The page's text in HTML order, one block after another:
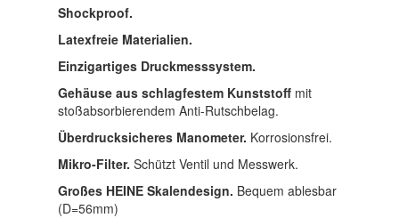
Shockproof.
Latexfreie Materialien.
Einzigartiges Druckmesssystem.
Gehäuse aus schlagfestem Kunststoff mit
stoßabsorbierendem Anti-Rutschbelag.
Überdrucksicheres Manometer. Korrosionsfrei.
Mikro-Filter. Schützt Ventil und Messwerk.
Großes HEINE Skalendesign. Bequem ablesbar
(D=56mm)